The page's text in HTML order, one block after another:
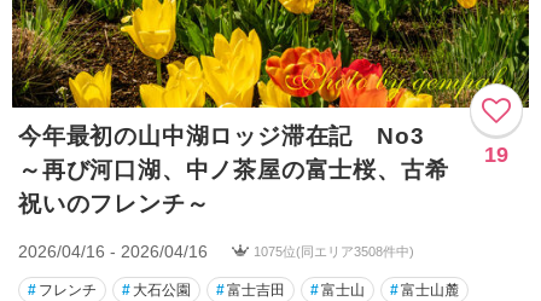
今年最初の山中湖ロッジ滞在記 No3
～再び河口湖、中ノ茶屋の富士桜、古希
祝いのフレンチ～
19
2026/04/16 - 2026/04/16 1075位(同エリア3508件中)
# フレンチ # 大石公園 #富士吉田 #富士山 #富士山麓